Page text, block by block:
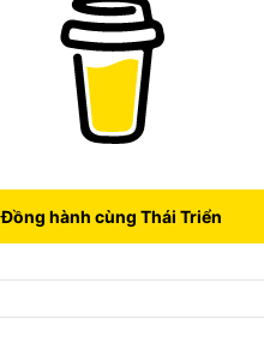
Đồng hành cùng Thái Triển